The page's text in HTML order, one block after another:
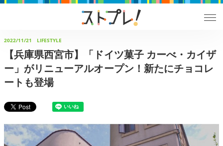
2022/11/21 LIFESTYLE
【兵庫県西宮市】「ドイツ菓子 カーべ・カイザ
ー」がリニューアルオープン！新たにチョコレ
ートも登場